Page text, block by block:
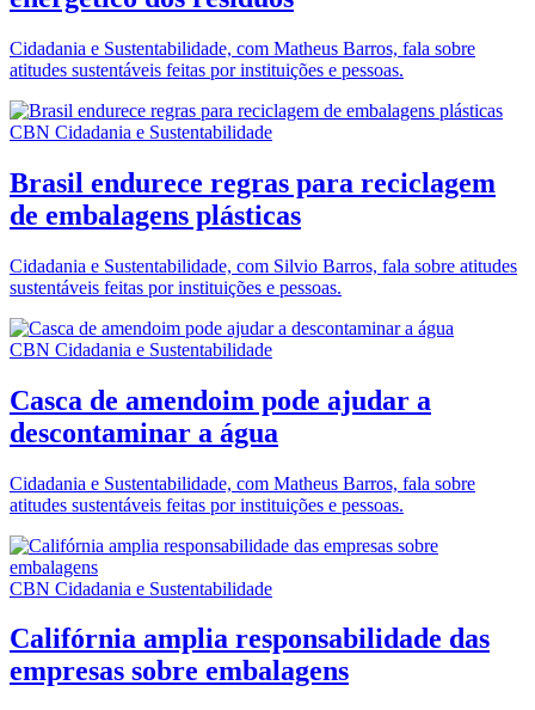
Cidadania e Sustentabilidade, com Matheus Barros, fala sobre
atitudes sustentáveis feitas por instituições e pessoas.
CBN Cidadania e Sustentabilidade
Brasil endurece regras para reciclagem
de embalagens plásticas
Cidadania e Sustentabilidade, com Silvio Barros, fala sobre atitudes
sustentáveis feitas por instituições e pessoas.
CBN Cidadania e Sustentabilidade
Casca de amendoim pode ajudar a
descontaminar a água
Cidadania e Sustentabilidade, com Matheus Barros, fala sobre
atitudes sustentáveis feitas por instituições e pessoas.
CBN Cidadania e Sustentabilidade
Califórnia amplia responsabilidade das
empresas sobre embalagens